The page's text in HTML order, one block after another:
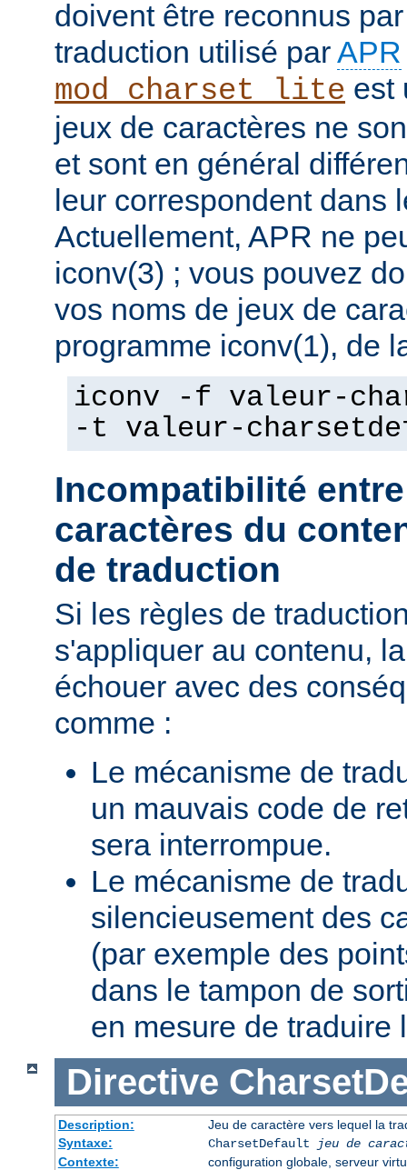
doivent être reconnus
traduction utilisé parAPR
mod_charset_lite est
jeux de caractères ne
et sont en général
leur correspondent dans
Actuellement, APR ne
iconv(3) ; vous pouvez
vos noms de jeux de
programme iconv(1), de
iconv -f valeur-
-t valeur-
Incompatibilité
caractères du
de traduction
Si les règles de
s'appliquer au contenu,
échouer avec des
comme :
Le mécanisme de
un mauvais code de
sera interrompue.
Le mécanisme de
silencieusement des
(par exemple des
dans le tampon de
en mesure de traduire
Directive
Description:
Jeu de caractère vers lequel la
Syntaxe:
CharsetDefault
jeu de
Contexte:
configuration globale, serveur